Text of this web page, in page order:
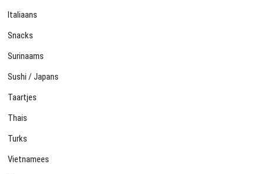
Italiaans
Snacks
Surinaams
Sushi / Japans
Taartjes
Thais
Turks
Vietnamees